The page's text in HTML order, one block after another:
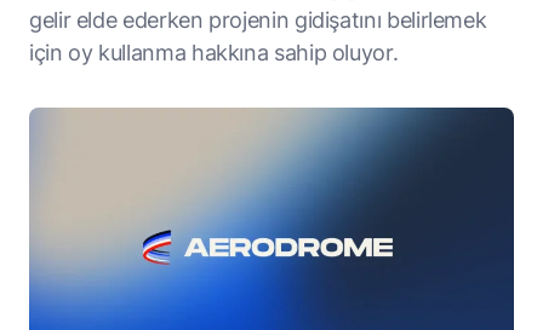
gelir elde ederken projenin gidişatını belirlemek
için oy kullanma hakkına sahip oluyor.